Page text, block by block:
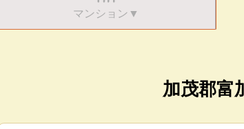
マンション▼
加茂郡富